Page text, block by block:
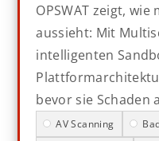
OPSWAT zeigt,
aussieht: Mit
intelligenten
bevor sie Schaden
AV Scanning